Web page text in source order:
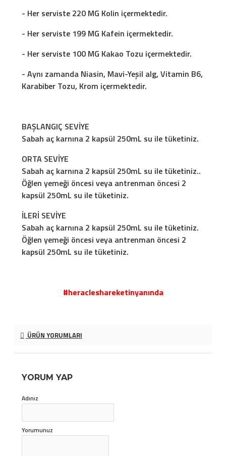
- Her serviste 220 MG Kolin içermektedir.
- Her serviste 199 MG Kafein içermektedir.
- Her serviste 100 MG Kakao Tozu içermektedir.
- Aynı zamanda Niasin, Mavi-Yeşil alg, Vitamin B6,
Karabiber Tozu, Krom içermektedir.
BAŞLANGIÇ SEVİYE
Sabah aç karnına 2 kapsül 250mL su ile tüketiniz.
ORTA SEVİYE
Sabah aç karnına 2 kapsül 250mL su ile tüketiniz..
Öğlen yemeği öncesi veya antrenman öncesi 2
kapsül 250mL su ile tüketiniz.
İLERİ SEVİYE
Sabah aç karnına 2 kapsül 250mL su ile tüketiniz.
Öğlen yemeği öncesi veya antrenman öncesi 2
kapsül 250mL su ile tüketiniz.
#heracleshareketinyanında
ÜRÜN YORUMLARI
YORUM YAP
Adınız
Yorumunuz